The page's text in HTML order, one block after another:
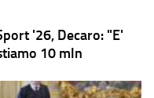
'26, Decaro: "E'
10 mln